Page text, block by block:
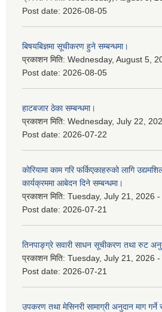
Post date: 2026-08-05
बिषयबिज्ञमा सूचीकरण हुने सम्बन्धमा।
प्रकाशन मिति: Wednesday, August 5,
Post date: 2026-08-05
हाटबजार ठेका सम्बन्धमा।
प्रकाशन मिति: Wednesday, July 22,
Post date: 2026-07-22
कोरियामा काम गरि फर्किएकाहरुको लागि
कार्यक्रममा आबेदन दिने सम्बन्धमा।
प्रकाशन मिति: Tuesday, July 21, 2026
Post date: 2026-07-21
तिनपाङ्ग्रे सवारी साधन सूचीकरण तथा रुट
प्रकाशन मिति: Tuesday, July 21, 2026 -
Post date: 2026-07-21
उपकरण तथा मेसिनरी सामाग्री अनुदान माग गर्ने